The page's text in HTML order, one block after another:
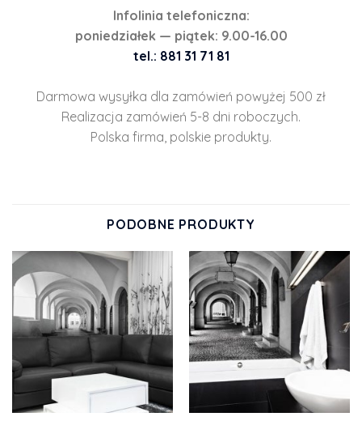
Infolinia telefoniczna:
poniedziałek — piątek: 9.00-16.00
tel.: 881 31 71 81
Darmowa wysyłka dla zamówień powyżej 500 zł
Realizacja zamówień 5-8 dni roboczych.
Polska firma, polskie produkty.
PODOBNE PRODUKTY